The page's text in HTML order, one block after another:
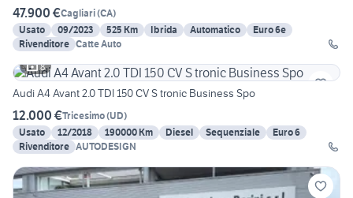
47.900 €Cagliari(CA)
Usato
09/2023 525 Km Ibrida Automatico
Euro 6e
Rivenditore Catte Auto
8
Audi A4 Avant 2.0 TDI 150 CV S tronic Business Spo
12.000 €Tricesimo(UD)
Usato
12/2018 190000 Km Diesel Sequenziale
Euro 6
Rivenditore AUTODESIGN